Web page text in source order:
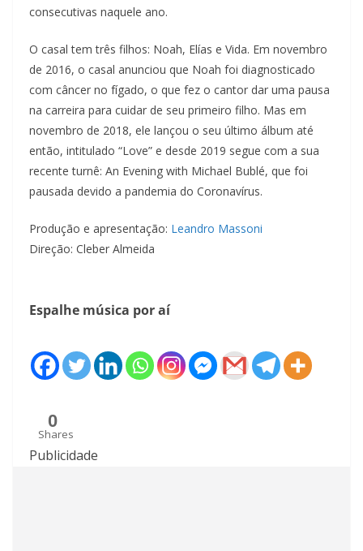
consecutivas naquele ano.
O casal tem três filhos: Noah, Elías e Vida. Em novembro
de 2016, o casal anunciou que Noah foi diagnosticado
com câncer no fígado, o que fez o cantor dar uma pausa
na carreira para cuidar de seu primeiro filho. Mas em
novembro de 2018, ele lançou o seu último álbum até
então, intitulado “Love” e desde 2019 segue com a sua
recente turnê: An Evening with Michael Bublé, que foi
pausada devido a pandemia do Coronavírus.
Produção e apresentação: Leandro Massoni
Direção: Cleber Almeida
Espalhe música por aí
0
Shares
Publicidade